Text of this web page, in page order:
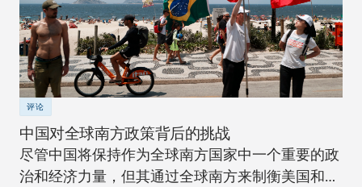
评论
中国对全球南方政策背后的挑战
尽管中国将保持作为全球南方国家中一个重要的政
治和经济力量，但其通过全球南方来制衡美国和全